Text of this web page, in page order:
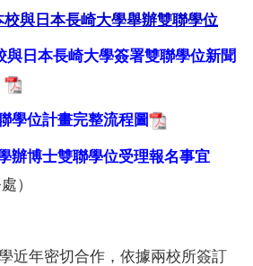
校與日本長崎大學舉辦雙聯學位
與日本長崎大學簽署雙聯學位新聞
學位計畫完整流程圖
辦博士雙聯學位受理報名事宜
）
近年密切合作，依據兩校所簽訂